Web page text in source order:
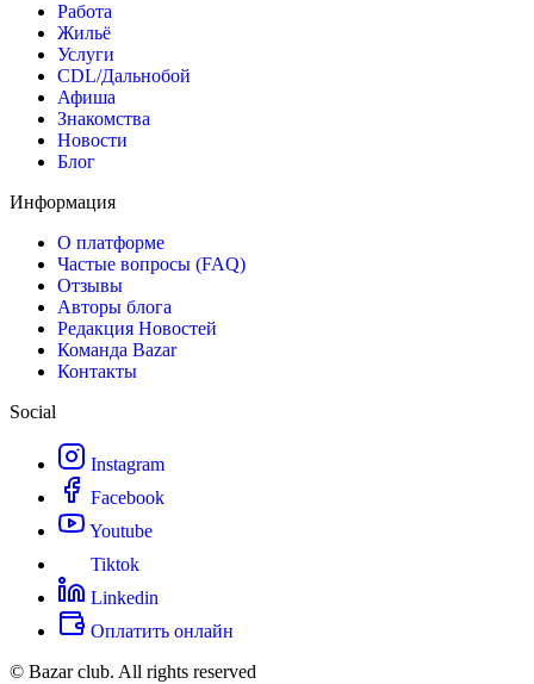
Работа
Жильё
Услуги
CDL/Дальнобой
Афиша
Знакомства
Новости
Блог
Информация
О платформе
Частые вопросы (FAQ)
Отзывы
Авторы блога
Редакция Новостей
Команда Bazar
Контакты
Social
Instagram
Facebook
Youtube
Tiktok
Linkedin
Оплатить онлайн
© Bazar club. All rights reserved